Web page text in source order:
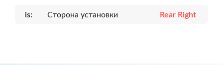
is: Сторона установки Rear Right